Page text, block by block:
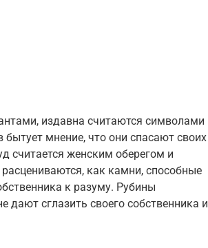
издавна считаются символами
бытует мнение, что они спасают своих
считается женским оберегом и
как камни, способные
к разуму. Рубины
дают сглазить своего собственника и